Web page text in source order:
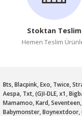
Stoktan Teslim
Hemen Teslim
Bts, Blacpink, Exo, Twice,
Aespa, Txt, (G)I-DLE, x1,
Mamamoo, Kard,
Babymonster, Boynextdoor,